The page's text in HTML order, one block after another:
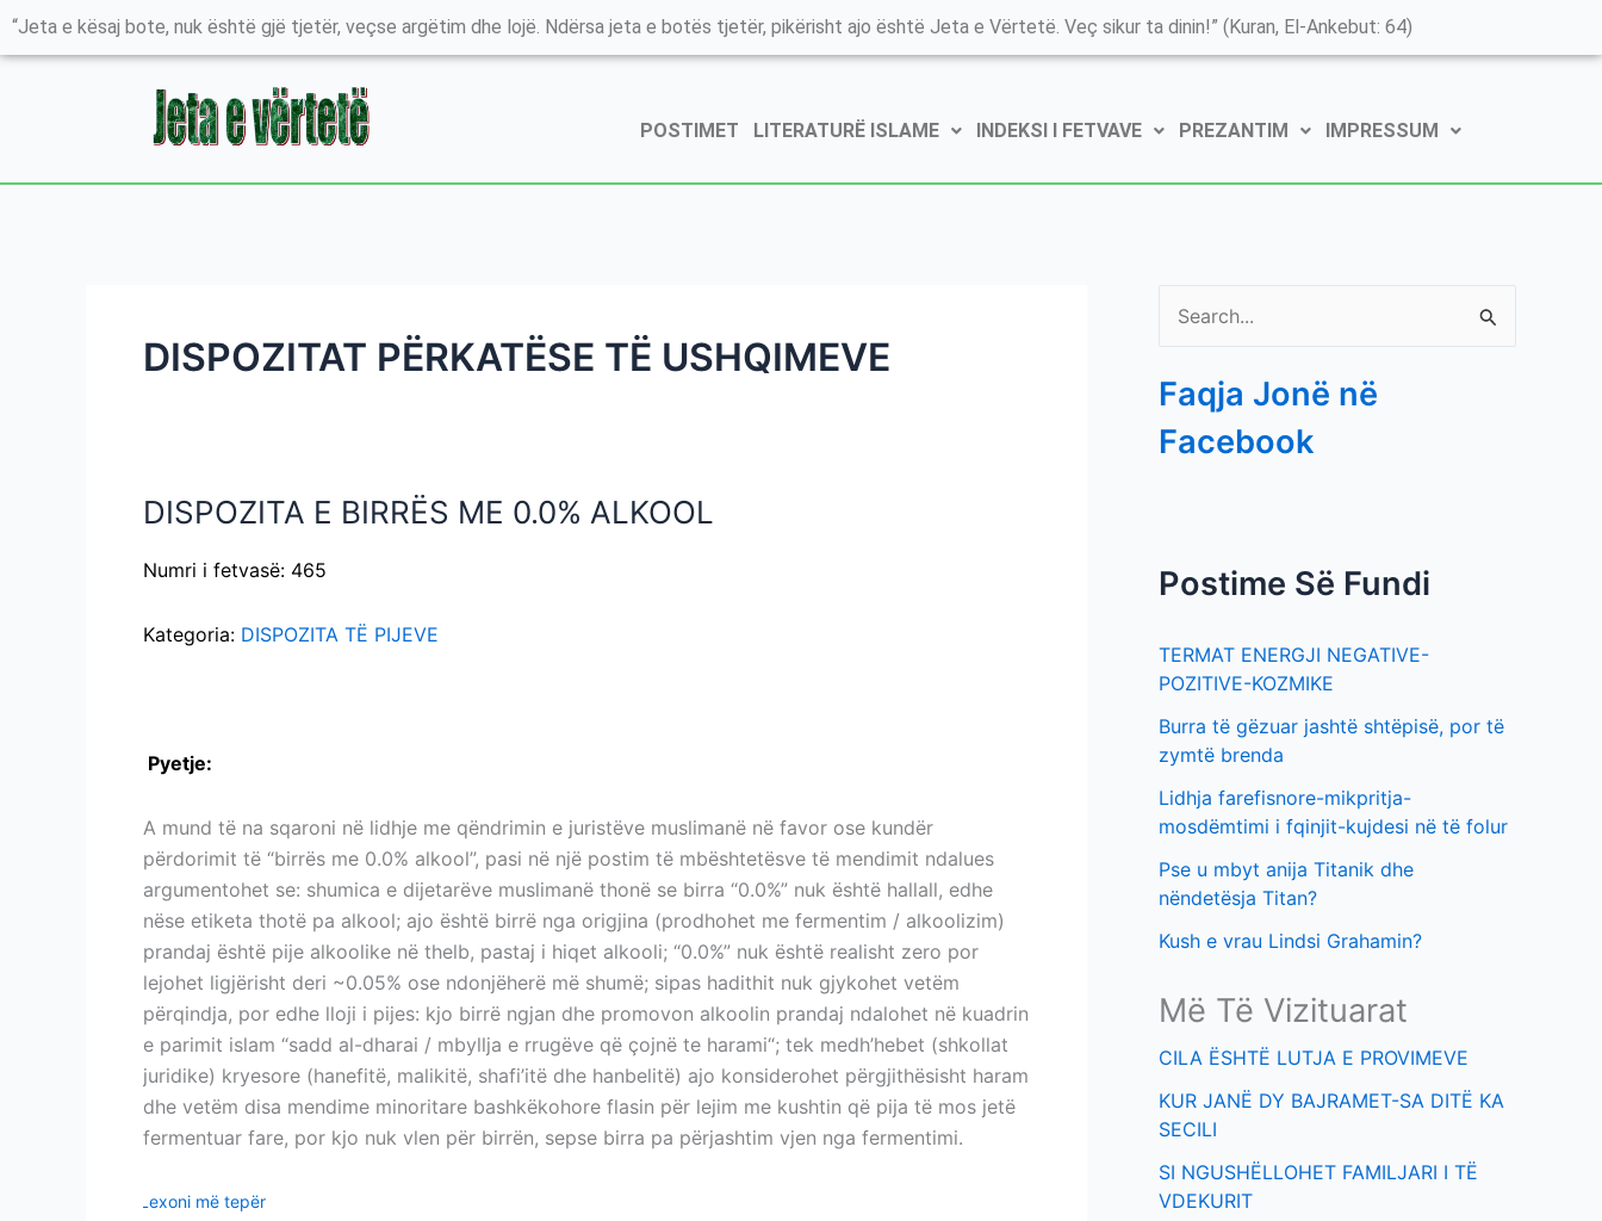
Skip
“Jeta e kësaj bote, nuk është gjë tjetër, veçse argëtim dhe lojë. Ndërsa jeta e botës tjetër, pikërisht ajo është Jeta e Vërtetë. Veç sikur ta dinin!” (Kuran, El-Ankebut: 64)
POSTIMET LITERATURË ISLAME INDEKSI I FETVAVE PREZANTIM IMPRESSUM
DISPOZITAT PËRKATËSE TË USHQIMEVE
DISPOZITA E BIRRËS ME 0.0% ALKOOL
Numri i fetvasë: 465
Kategoria: DISPOZITA TË PIJEVE
Pyetje:
A mund të na sqaroni në lidhje me qëndrimin e juristëve muslimanë në favor ose kundër
përdorimit të “birrës me 0.0% alkool”, pasi në një postim të mbështetësve të mendimit ndalues
argumentohet se: shumica e dijetarëve muslimanë thonë se birra “0.0%” nuk është hallall, edhe
nëse etiketa thotë pa alkool; ajo është birrë nga origjina (prodhohet me fermentim / alkoolizim)
prandaj është pije alkoolike në thelb, pastaj i hiqet alkooli; “0.0%” nuk është realisht zero por
lejohet ligjërisht deri ~0.05% ose ndonjëherë më shumë; sipas hadithit nuk gjykohet vetëm
përqindja, por edhe lloji i pijes: kjo birrë ngjan dhe promovon alkoolin prandaj ndalohet në kuadrin
e parimit islam “sadd al-dharai / mbyllja e rrugëve që çojnë te harami“; tek medh’hebet (shkollat
juridike) kryesore (hanefitë, malikitë, shafi’itë dhe hanbelitë) ajo konsiderohet përgjithësisht haram
dhe vetëm disa mendime minoritare bashkëkohore flasin për lejim me kushtin që pija të mos jetë
fermentuar fare, por kjo nuk vlen për birrën, sepse birra pa përjashtim vjen nga fermentimi.
Lexoni më tepër
DISPOZITA
BIRRËS
0.0%
a
r
o
Faqja Jonë në
Facebook
Postime Së Fundi
TERMAT ENERGJI NEGATIVE-
POZITIVE-KOZMIKE
Burra të gëzuar jashtë shtëpisë, por të
zymtë brenda
Lidhja farefisnore-mikpritja-
mosdëmtimi i fqinjit-kujdesi në të folur
Pse u mbyt anija Titanik dhe
nëndetësja Titan?
Kush e vrau Lindsi Grahamin?
Më Të Vizituarat
CILA ËSHTË LUTJA E PROVIMEVE
KUR JANË DY BAJRAMET-SA DITË KA
SECILI
SI NGUSHËLLOHET FAMILJARI I TË
VDEKURIT
K
a
e
i
e
P
i
e